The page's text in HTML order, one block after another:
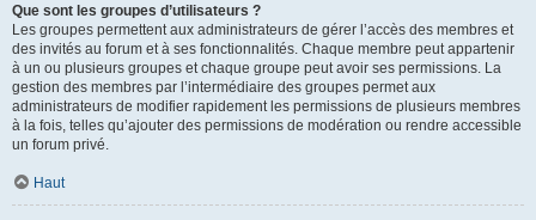
Que sont les groupes d’utilisateurs ?
Les groupes permettent aux administrateurs de gérer l’accès des membres et
des invités au forum et à ses fonctionnalités. Chaque membre peut appartenir
à un ou plusieurs groupes et chaque groupe peut avoir ses permissions. La
gestion des membres par l’intermédiaire des groupes permet aux
administrateurs de modifier rapidement les permissions de plusieurs membres
à la fois, telles qu’ajouter des permissions de modération ou rendre accessible
un forum privé.
Haut